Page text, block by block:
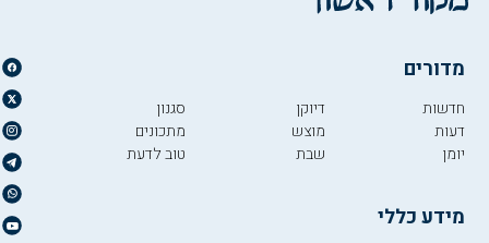
מדורים
חדשות
דעות
יומן
דיוקן
מוצש
שבת
סגנון
מתכונים
טוב לדעת
מידע כללי